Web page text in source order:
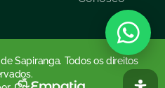
Sapiranga. Todos os direitos